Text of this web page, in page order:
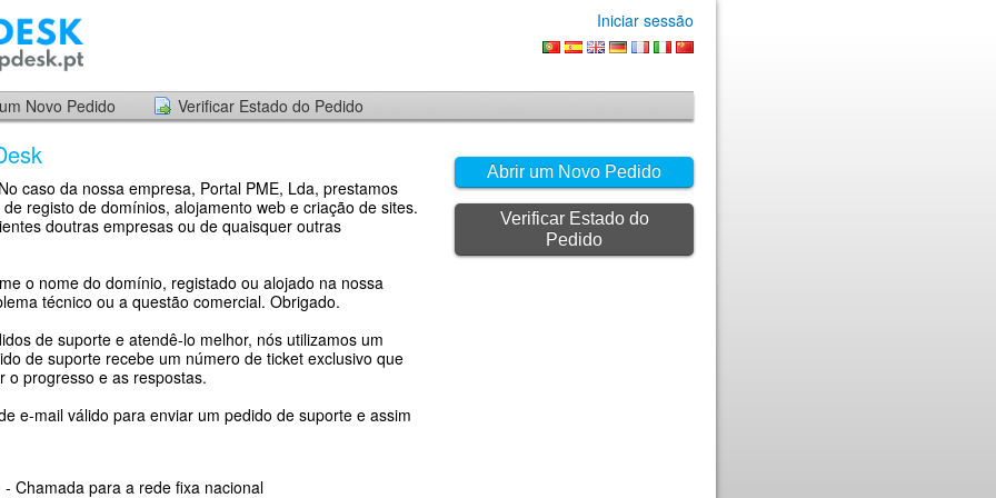
Iniciar sessão
Novo Pedido Verificar Estado do Pedido
Abrir um Novo Pedido
Verificar Estado do
Pedido
caso da nossa empresa, Portal PME, Lda, prestamos
registo de domínios, alojamento web e criação de sites.
doutras empresas ou de quaisquer outras
o nome do domínio, registado ou alojado na nossa
técnico ou a questão comercial. Obrigado.
de suporte e atendê-lo melhor, nós utilizamos um
de suporte recebe um número de ticket exclusivo que
o progresso e as respostas.
e-mail válido para enviar um pedido de suporte e assim
Chamada para a rede fixa nacional